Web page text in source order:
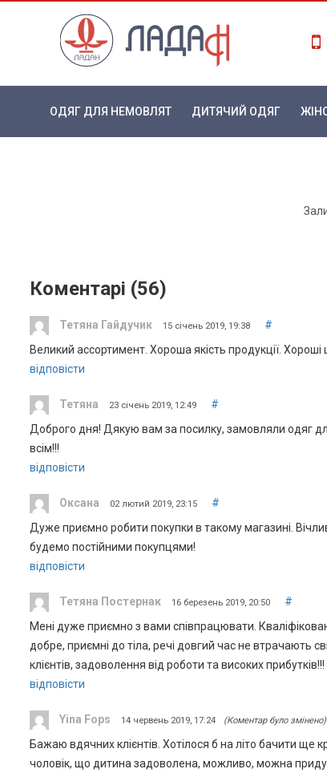
ОДЯГ ДЛЯ НЕМОВЛЯТ ДИТЯЧИЙ ОДЯГ
Коментарі (56)
Тетяна Гайдучик 15 січень 2019, 19:38
#
Великий ассортимент. Хороша якість продукції.
відповісти
Тетяна 23 січень 2019, 12:49
#
Доброго дня! Дякую вам за посилку, замовляли одяг
всім!!!
відповісти
Оксана 02 лютий 2019, 23:15
#
Дуже приємно робити покупки в такому магазині.
будемо постійними покупцями!
відповісти
Тетяна Постернак 16 березень 2019, 20:50
#
Мені дуже приємно з вами співпрацювати.
добре, приємні до тіла, речі довгий час не втрачають
клієнтів, задоволення від роботи та високих прибутків!!!
відповісти
Yina Fops 14 червень 2019, 17:24 (Коментар було змінено)
Бажаю вдячних клієнтів. Хотілося б на літо бачити
чоловік, що дитина задоволена, можливо, можна